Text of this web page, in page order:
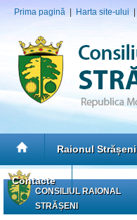
Prima pagină Harta site-ului
Raionul Strășeni
Contacte
CONSILIUL RAIONAL
STRĂȘENI